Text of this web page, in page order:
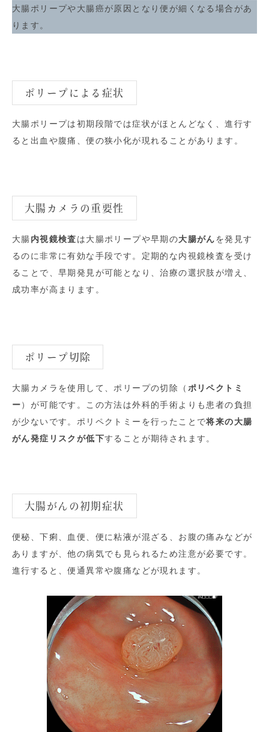
大腸ポリープや大腸癌が原因となり便が細くなる場合があ
ります。
ポリープによる症状
大腸ポリープは初期段階では症状がほとんどなく、進行す
ると出血や腹痛、便の狭小化が現れることがあります。
大腸カメラの重要性
大腸内視鏡検査は大腸ポリープや早期の大腸がんを発見す
るのに非常に有効な手段です。定期的な内視鏡検査を受け
ることで、早期発見が可能となり、治療の選択肢が増え、
成功率が高まります。
ポリープ切除
大腸カメラを使用して、ポリープの切除（ ポリペクトミ
ー）が可能です。この方法は外科的手術よりも患者の負担
が少ないです。ポリペクトミーを行ったことで将来の大腸
がん発症リスクが低下することが期待されます。
大腸がんの初期症状
便秘、下痢、血便、便に粘液が混ざる、お腹の痛みなどが
ありますが、他の病気でも見られるため注意が必要です。
進行すると、便通異常や腹痛などが現れます。